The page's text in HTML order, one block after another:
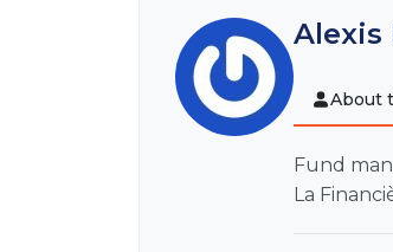
Alexis
About
Fund
La